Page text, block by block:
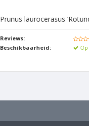
Prunus laurocerasus
Reviews:
Beschikbaarheid: